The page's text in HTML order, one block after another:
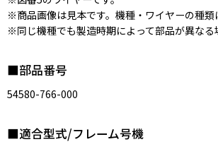
※商品画像は見本です。機種・ワイヤーの種
※同じ機種でも製造時期によって部品が異なる
■部品番号
54580-766-000
■適合型式/フレーム号機